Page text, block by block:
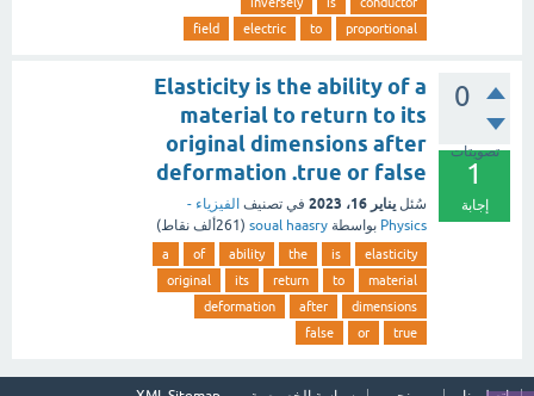
proportional
to
electric
field
0
تصويتات
1
إجابة
Elasticity is the ability of a
material to return to its
original dimensions after
deformation .true or false
سُئل يناير 16، 2023 في تصنيف الفيزياء -
Physics بواسطة soual haasry
( 261ألف نقاط)
elasticity
is
the
ability
of
a
material
to
return
its
original
dimensions
after
deformation
true
or
false